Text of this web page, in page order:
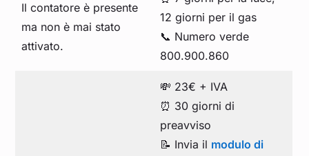
Il contatore è presente
ma non è mai stato
attivato.
12 giorni per il gas
📞 Numero verde
800.900.860
💸 23€ + IVA
⏰ 30 giorni di
preavviso
📝 Invia il modulo di